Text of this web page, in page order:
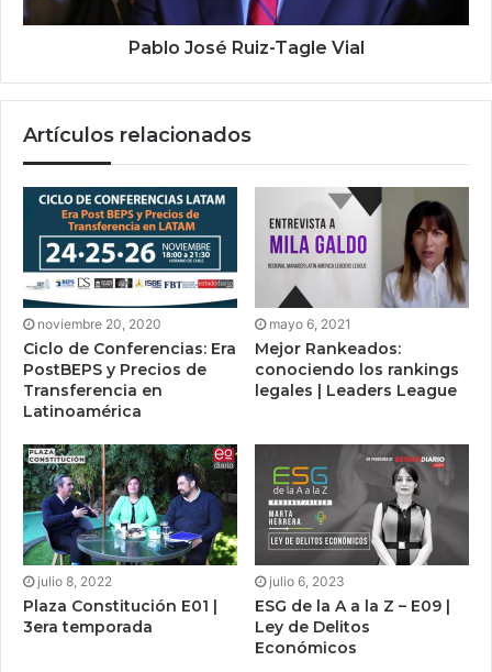
Pablo José Ruiz-Tagle Vial
Artículos relacionados
noviembre 20, 2020
Ciclo de Conferencias: Era
PostBEPS y Precios de
Transferencia en
Latinoamérica
mayo 6, 2021
Mejor Rankeados:
conociendo los rankings
legales | Leaders League
julio 8, 2022
Plaza Constitución E01 |
3era temporada
julio 6, 2023
ESG de la A a la Z – E09 |
Ley de Delitos
Económicos